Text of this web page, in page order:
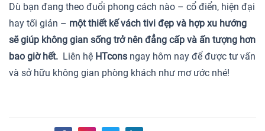
Dù bạn đang theo đuổi phong cách nào – cổ điển, hiện đại
hay tối giản – một thiết kế vách tivi đẹp và hợp xu hướng
sẽ giúp không gian sống trở nên đẳng cấp và ấn tượng hơn
bao giờ hết. Liên hệ HTcons ngay hôm nay để được tư vấn
và sở hữu không gian phòng khách như mơ ước nhé!